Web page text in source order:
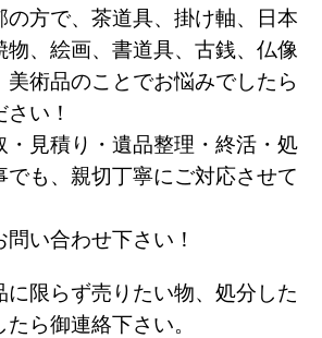
方で、茶道具、掛け軸、日本
物、絵画、書道具、古銭、仏像
術品のことでお悩みでしたら
い！
見積り・遺品整理・終活・処
も、親切丁寧にご対応させて
い合わせ下さい！
限らず売りたい物、処分した
ら御連絡下さい。